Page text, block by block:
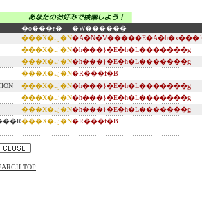
�o���ғ�
�W������
���X�؎j�N
���X�؎j�N�h���}�E�h�L�������g
���X�؎j�N�h���}�E�h�L�������g
���X�؎j�N�R���f�B
���X�؎j�N�h���}�E�h�L�������g
���X�؎j�N�h���}�E�h�L�������g
���X�؎j�N�h���}�E�h�L�������g
���X�؎j�N�R���f�B
TOP